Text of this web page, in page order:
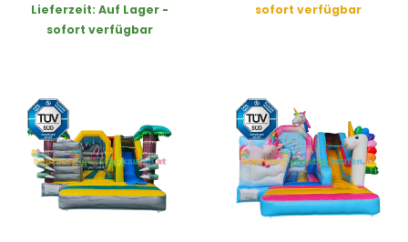
Lieferzeit: Auf Lager -
sofort verfügbar
sofort verfügbar